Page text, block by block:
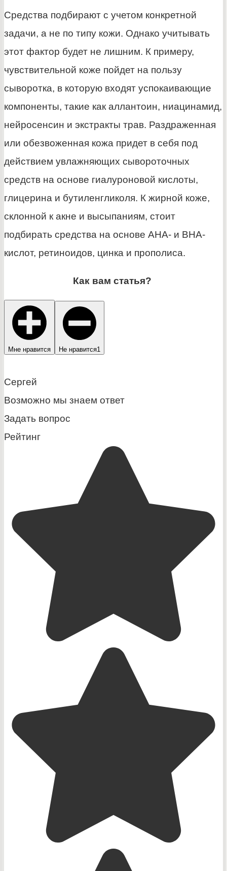
Средства подбирают с учетом конкретной
задачи, а не по типу кожи. Однако учитывать
этот фактор будет не лишним. К примеру,
чувствительной коже пойдет на пользу
сыворотка, в которую входят успокаивающие
компоненты, такие как аллантоин, ниацинамид,
нейросенсин и экстракты трав. Раздраженная
или обезвоженная кожа придет в себя под
действием увлажняющих сывороточных
средств на основе гиалуроновой кислоты,
глицерина и бутиленгликоля. К жирной коже,
склонной к акне и высыпаниям, стоит
подбирать средства на основе АНА- и ВНА-
кислот, ретиноидов, цинка и прополиса.
Как вам статья?
Мне нравится Не нравится1
Сергей
Возможно мы знаем ответ
Задать вопрос
Рейтинг